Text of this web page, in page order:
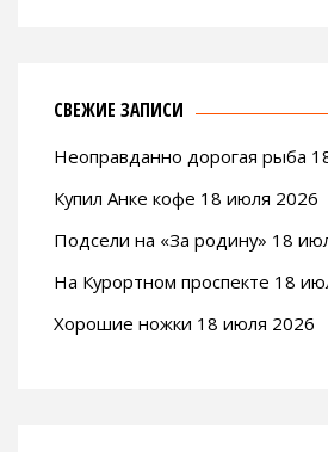
СВЕЖИЕ ЗАПИСИ
Неоправданно дорогая рыба
Купил Анке кофе 18 июля 2026
Подсели на «За родину» 18
На Курортном проспекте 18
Хорошие ножки 18 июля 2026